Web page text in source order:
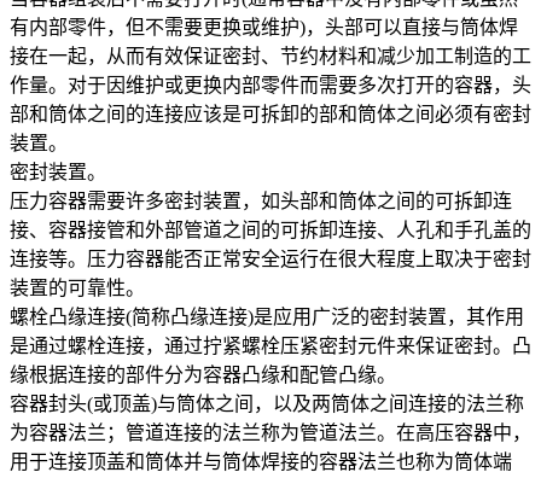
有内部零件，但不需要更换或维护)，头部可以直接与筒体焊
接在一起，从而有效保证密封、节约材料和减少加工制造的工
作量。对于因维护或更换内部零件而需要多次打开的容器，头
部和筒体之间的连接应该是可拆卸的部和筒体之间必须有密封
装置。
密封装置。
压力容器需要许多密封装置，如头部和筒体之间的可拆卸连
接、容器接管和外部管道之间的可拆卸连接、人孔和手孔盖的
连接等。压力容器能否正常安全运行在很大程度上取决于密封
装置的可靠性。
螺栓凸缘连接(简称凸缘连接)是应用广泛的密封装置，其作用
是通过螺栓连接，通过拧紧螺栓压紧密封元件来保证密封。凸
缘根据连接的部件分为容器凸缘和配管凸缘。
容器封头(或顶盖)与筒体之间，以及两筒体之间连接的法兰称
为容器法兰；管道连接的法兰称为管道法兰。在高压容器中，
用于连接顶盖和筒体并与筒体焊接的容器法兰也称为筒体端